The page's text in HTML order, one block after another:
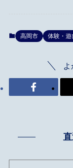
高岡市 体験・遊